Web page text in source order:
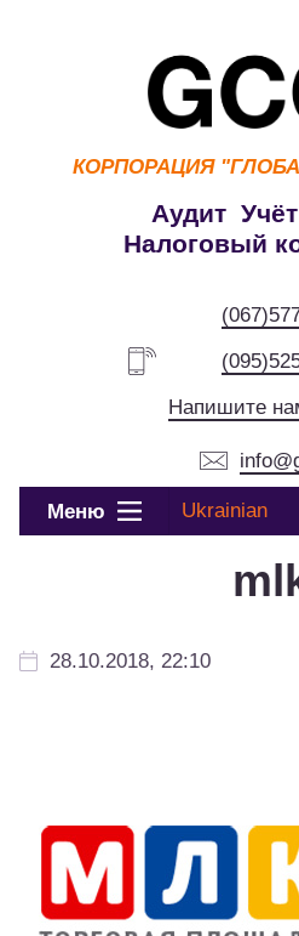
КОРПОРАЦИЯ
Аудит
Налоговый
Напишите
Меню Ukrainian
28.10.2018, 22:10